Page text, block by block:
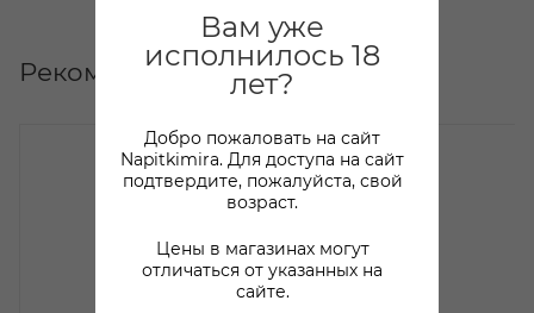
Вам уже
исполнилось 18
лет?
Добро пожаловать на сайт
Napitkimira. Для доступа на сайт
подтвердите, пожалуйста, свой
возраст.
Цены в магазинах могут
отличаться от указанных на
сайте.
Рекомендуем